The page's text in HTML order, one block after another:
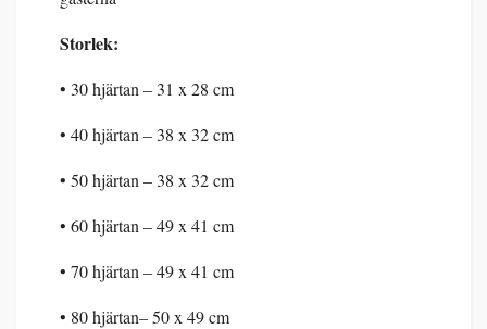
Storlek:
• 30 hjärtan – 31 x 28 cm
• 40 hjärtan – 38 x 32 cm
• 50 hjärtan – 38 x 32 cm
• 60 hjärtan – 49 x 41 cm
• 70 hjärtan – 49 x 41 cm
• 80 hjärtan– 50 x 49 cm